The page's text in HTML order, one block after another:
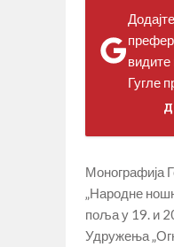
Гугле
Монографија
„Народне
поља у 19. и
Удружења